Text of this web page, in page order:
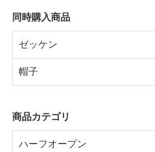
同時購入商品
ゼッケン
帽子
商品カテゴリ
ハーフオープン